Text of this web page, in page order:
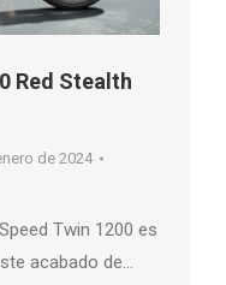
Red Stealth
de 2024
Twin 1200 es
acabado de…